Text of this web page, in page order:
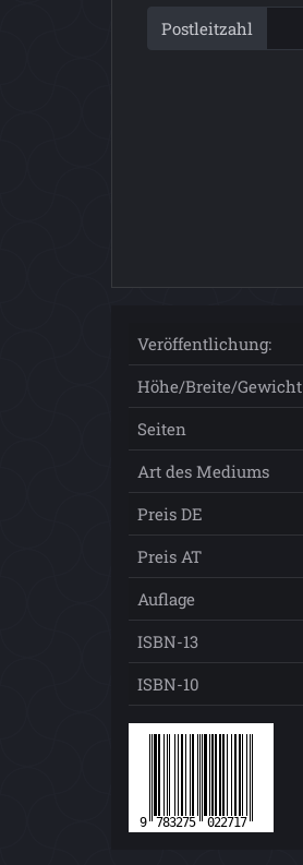
Postleitzahl
Veröffentlichung:
Höhe/Breite/Gewicht
Seiten
Art des Mediums
Preis DE
Preis AT
Auflage
ISBN-13
ISBN-10